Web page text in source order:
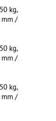
kg,
mm /
kg,
mm /
kg,
mm /